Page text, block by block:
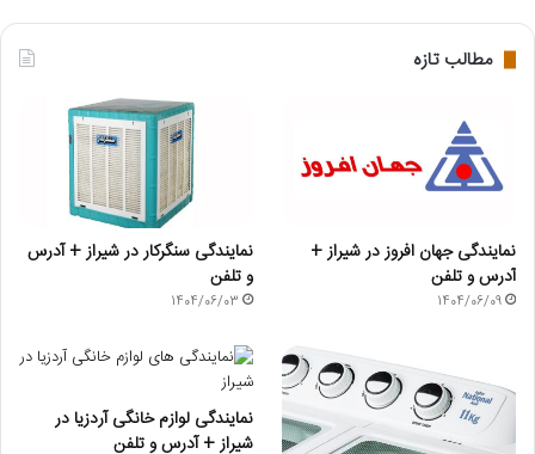
مطالب تازه
نمایندگی جهان افروز در شیراز +
آدرس و تلفن
1404/06/09
نمایندگی سنگرکار در شیراز + آدرس
و تلفن
1404/06/03
نمایندگی لوازم خانگی آردزیا در
شیراز + آدرس و تلفن